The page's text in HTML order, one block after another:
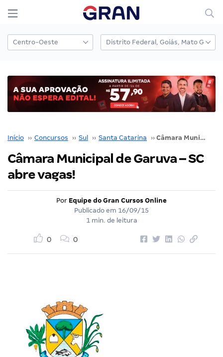
Início ›› Concursos ›› Sul ›› Santa Catarina ›› Câmara Municipal de Garuva – SC abre vagas!
Câmara Municipal de Garuva – SC
abre vagas!
Por Equipe do Gran Cursos Online
Publicado em 16/09/15
1 min. de leitura
0 0